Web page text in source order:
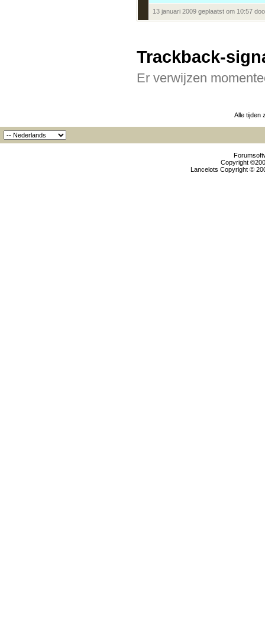
13 januari 2009 geplaatst om 10:57
Trackback-
Er verwijzen
Alle tijden
Copyright
Lancelots Copyright ©